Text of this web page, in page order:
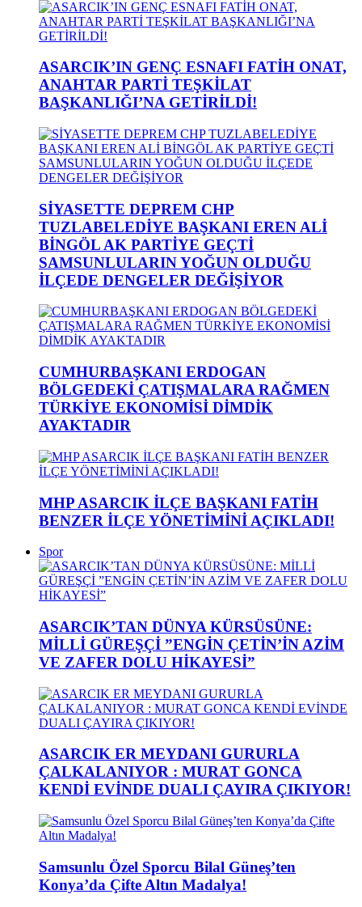
ASARCIK’IN GENÇ ESNAFI FATİH ONAT,
ANAHTAR PARTİ TEŞKİLAT
BAŞKANLIĞI’NA GETİRİLDİ!
SİYASETTE DEPREM CHP
TUZLABELEDİYE BAŞKANI EREN ALİ
BİNGÖL AK PARTİYE GEÇTİ
SAMSUNLULARIN YOĞUN OLDUĞU
İLÇEDE DENGELER DEĞİŞİYOR
CUMHURBAŞKANI ERDOGAN
BÖLGEDEKİ ÇATIŞMALARA RAĞMEN
TÜRKİYE EKONOMİSİ DİMDİK
AYAKTADIR
MHP ASARCIK İLÇE BAŞKANI FATİH
BENZER İLÇE YÖNETİMİNİ AÇIKLADI!
Spor
ASARCIK’TAN DÜNYA KÜRSÜSÜNE:
MİLLİ GÜREŞÇİ ”ENGİN ÇETİN’İN AZİM
VE ZAFER DOLU HİKAYESİ”
ASARCIK ER MEYDANI GURURLA
ÇALKALANIYOR : MURAT GONCA
KENDİ EVİNDE DUALI ÇAYIRA ÇIKIYOR!
Samsunlu Özel Sporcu Bilal Güneş’ten
Konya’da Çifte Altın Madalya!